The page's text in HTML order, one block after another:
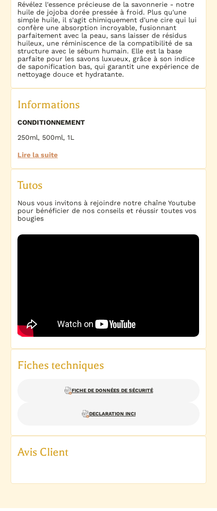
Révélez l'essence précieuse de la savonnerie - notre
huile de jojoba dorée pressée à froid. Plus qu'une
simple huile, il s'agit chimiquement d'une cire qui lui
confère une absorption incroyable, fusionnant
parfaitement avec la peau, sans laisser de résidus
huileux, une réminiscence de la compatibilité de sa
structure avec le sébum humain. Elle est la base
parfaite pour les savons luxueux, grâce à son indice
de saponification bas, qui garantit une expérience de
nettoyage douce et hydratante.
Informations
CONDITIONNEMENT
250ml, 500ml, 1L
Lire la suite
Tutos
Nous vous invitons à rejoindre notre chaîne Youtube
pour bénéficier de nos conseils et réussir toutes vos
bougies
Fiches techniques
FICHE DE DONNÉES DE SÉCURITÉ
DECLARATION INCI
Avis Client